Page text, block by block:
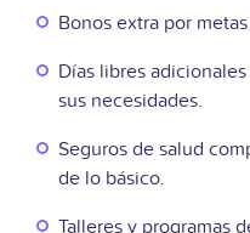
Bonos extra por
Días libres
sus necesidades.
Seguros de salud
de lo básico.
Talleres y programas